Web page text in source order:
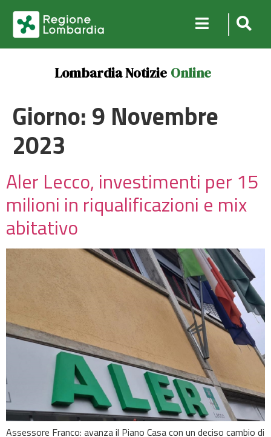
Lombardia Notizie Online
Giorno:9 Novembre
2023
Aler Lecco, investimenti per 15
milioni in riqualificazioni e mix
abitativo
Assessore Franco: avanza il Piano Casa con un deciso cambio di